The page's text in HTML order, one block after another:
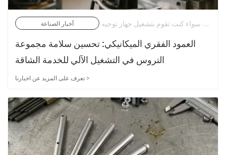
أخبار الصناعة في عالم الأتمتة الصناعية الدقيق، الحركة هي لغة الكفاءة. سواء كنت تقوم بتشغيل جهاز توجيه CNC عالي السرعة، أو جسر طباعة ثلاثي الأبعاد معقد، أو مجموعة ناقلة للخدمة الشاقة، فإن القدرة على ترجمة دوران المحرك إلى حركة خطية أو زاوية مع عدم الانزلاق أمر بالغ الأهمية. | 03/07/2026
العمود الفقري الميكانيكي: تحسين سلامة مجموعة
التروس في التشغيل الآلي للخدمة الشاقة
تعرف على المزيد عن اخبارنا >